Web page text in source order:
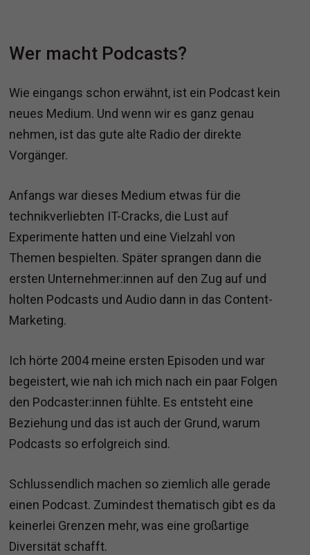
Wer macht Podcasts?
Wie eingangs schon erwähnt, ist ein Podcast kein
neues Medium. Und wenn wir es ganz genau
nehmen, ist das gute alte Radio der direkte
Vorgänger.
Anfangs war dieses Medium etwas für die
technikverliebten IT-Cracks, die Lust auf
Experimente hatten und eine Vielzahl von
Themen bespielten. Später sprangen dann die
ersten Unternehmer:innen auf den Zug auf und
holten Podcasts und Audio dann in das Content-
Marketing.
Ich hörte 2004 meine ersten Episoden und war
begeistert, wie nah ich mich nach ein paar Folgen
den Podcaster:innen fühlte. Es entsteht eine
Beziehung und das ist auch der Grund, warum
Podcasts so erfolgreich sind.
Schlussendlich machen so ziemlich alle gerade
einen Podcast. Zumindest thematisch gibt es da
keinerlei Grenzen mehr, was eine großartige
Diversität schafft.